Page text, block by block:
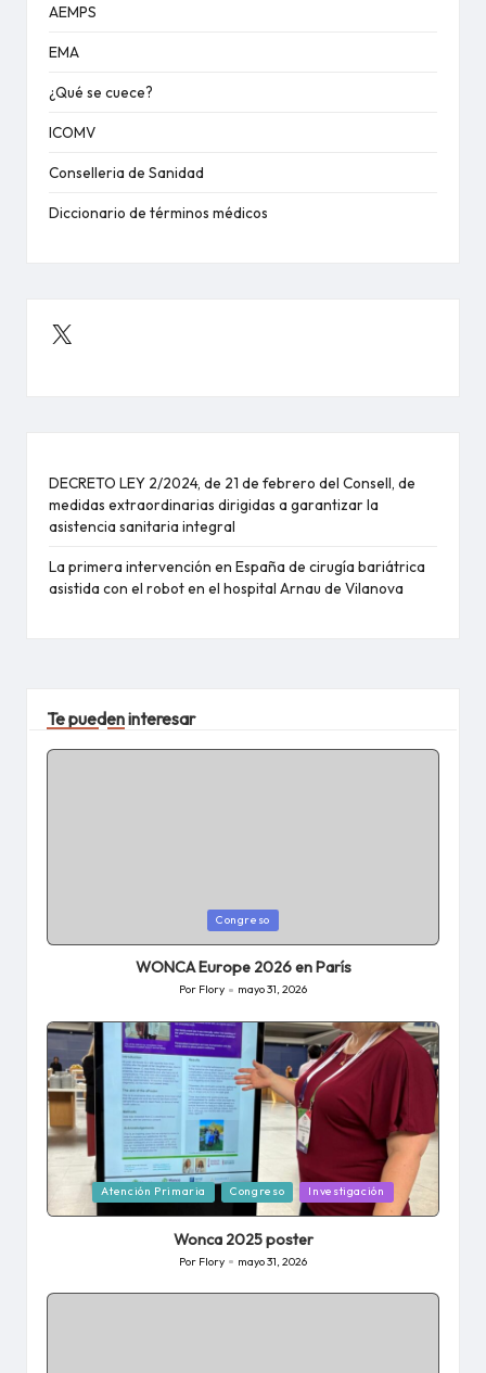
AEMPS
EMA
¿Qué se cuece?
ICOMV
Conselleria de Sanidad
Diccionario de términos médicos
X
DECRETO LEY 2/2024, de 21 de febrero del Consell, de
medidas extraordinarias dirigidas a garantizar la
asistencia sanitaria integral
La primera intervención en España de cirugía bariátrica
asistida con el robot en el hospital Arnau de Vilanova
Te pueden interesar
en
Congreso
WONCA Europe 2026 en París
Publicado
Por Flory mayo 31, 2026
Publicada
en
Atención Primaria Congreso Investigación
Wonca 2025 poster
Publicado
Por Flory mayo 31, 2026